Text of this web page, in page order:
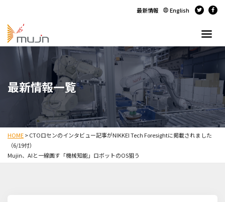
最新情報 English
最新情報一覧
HOME>CTOロセンのインタビュー記事がNIKKEI Tech Foresightに掲載されました
（6/19付）
Mujin、AIと一線画す「機械知能」ロボットのOS狙う